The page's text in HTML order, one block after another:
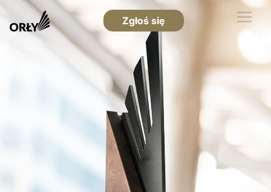
Zgłoś się